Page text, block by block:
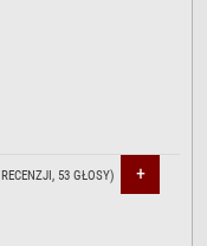
RECENZJI, 53 GŁOSY) +